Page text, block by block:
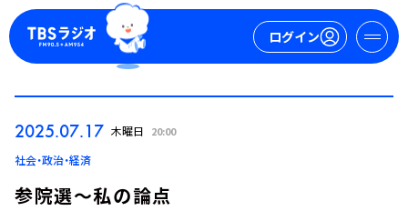
ログイン
2025.07.17 木曜日 20:00
社会・政治・経済
参院選～私の論点